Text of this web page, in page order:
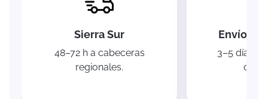
Sierra Sur
48–72 h a cabeceras
regionales.
Envíos
3–5 días a